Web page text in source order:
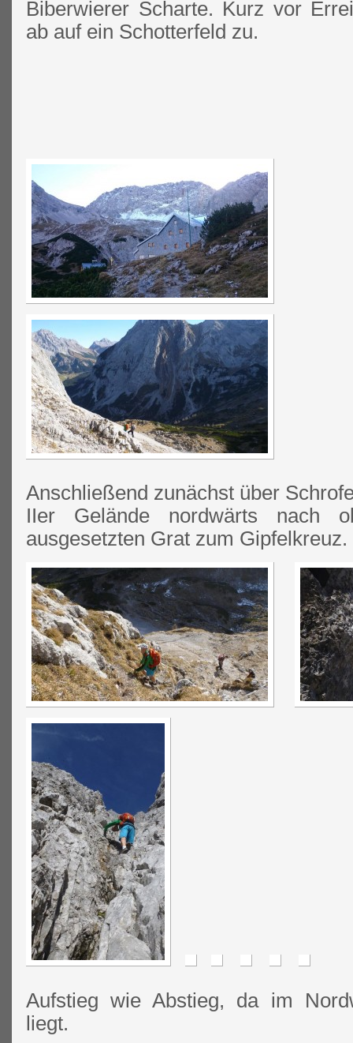
Biberwierer Scharte. Kurz vor
ab auf ein Schotterfeld zu.
Anschließend zunächst über
IIer Gelände nordwärts nach
ausgesetzten Grat zum Gipfelkreuz.
Aufstieg wie Abstieg, da im
liegt.